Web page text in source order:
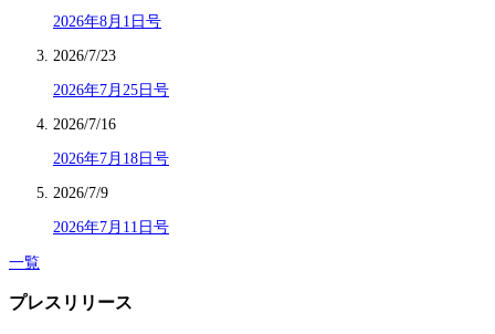
2026年8月1日号
2026/7/23
2026年7月25日号
2026/7/16
2026年7月18日号
2026/7/9
2026年7月11日号
一覧
プレスリリース